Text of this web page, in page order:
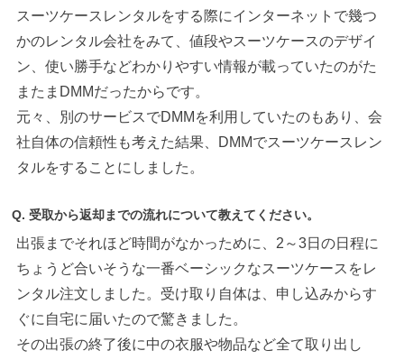
スーツケースレンタルをする際にインターネットで幾つ
かのレンタル会社をみて、値段やスーツケースのデザイ
ン、使い勝手などわかりやすい情報が載っていたのがた
またまDMMだったからです。
元々、別のサービスでDMMを利用していたのもあり、会
社自体の信頼性も考えた結果、DMMでスーツケースレン
タルをすることにしました。
Q. 受取から返却までの流れについて教えてください。
出張までそれほど時間がなかっために、2～3日の日程に
ちょうど合いそうな一番ベーシックなスーツケースをレ
ンタル注文しました。受け取り自体は、申し込みからす
ぐに自宅に届いたので驚きました。
その出張の終了後に中の衣服や物品など全て取り出し